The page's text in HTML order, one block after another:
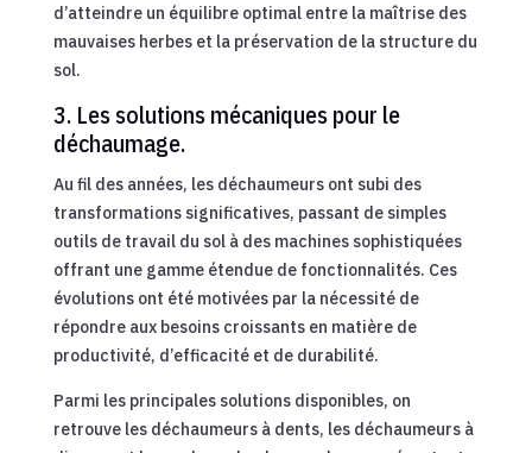
d’atteindre un équilibre optimal entre la maîtrise des
mauvaises herbes et la préservation de la structure du
sol.
3. Les solutions mécaniques pour le
déchaumage.
Au fil des années, les déchaumeurs ont subi des
transformations significatives, passant de simples
outils de travail du sol à des machines sophistiquées
offrant une gamme étendue de fonctionnalités. Ces
évolutions ont été motivées par la nécessité de
répondre aux besoins croissants en matière de
productivité, d’efficacité et de durabilité.
Parmi les principales solutions disponibles, on
retrouve les déchaumeurs à dents, les déchaumeurs à